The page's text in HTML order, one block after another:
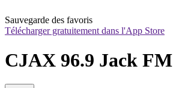
Sauvegarde des favoris
Télécharger gratuitement dans l'App Store
CJAX 96.9 Jack FM